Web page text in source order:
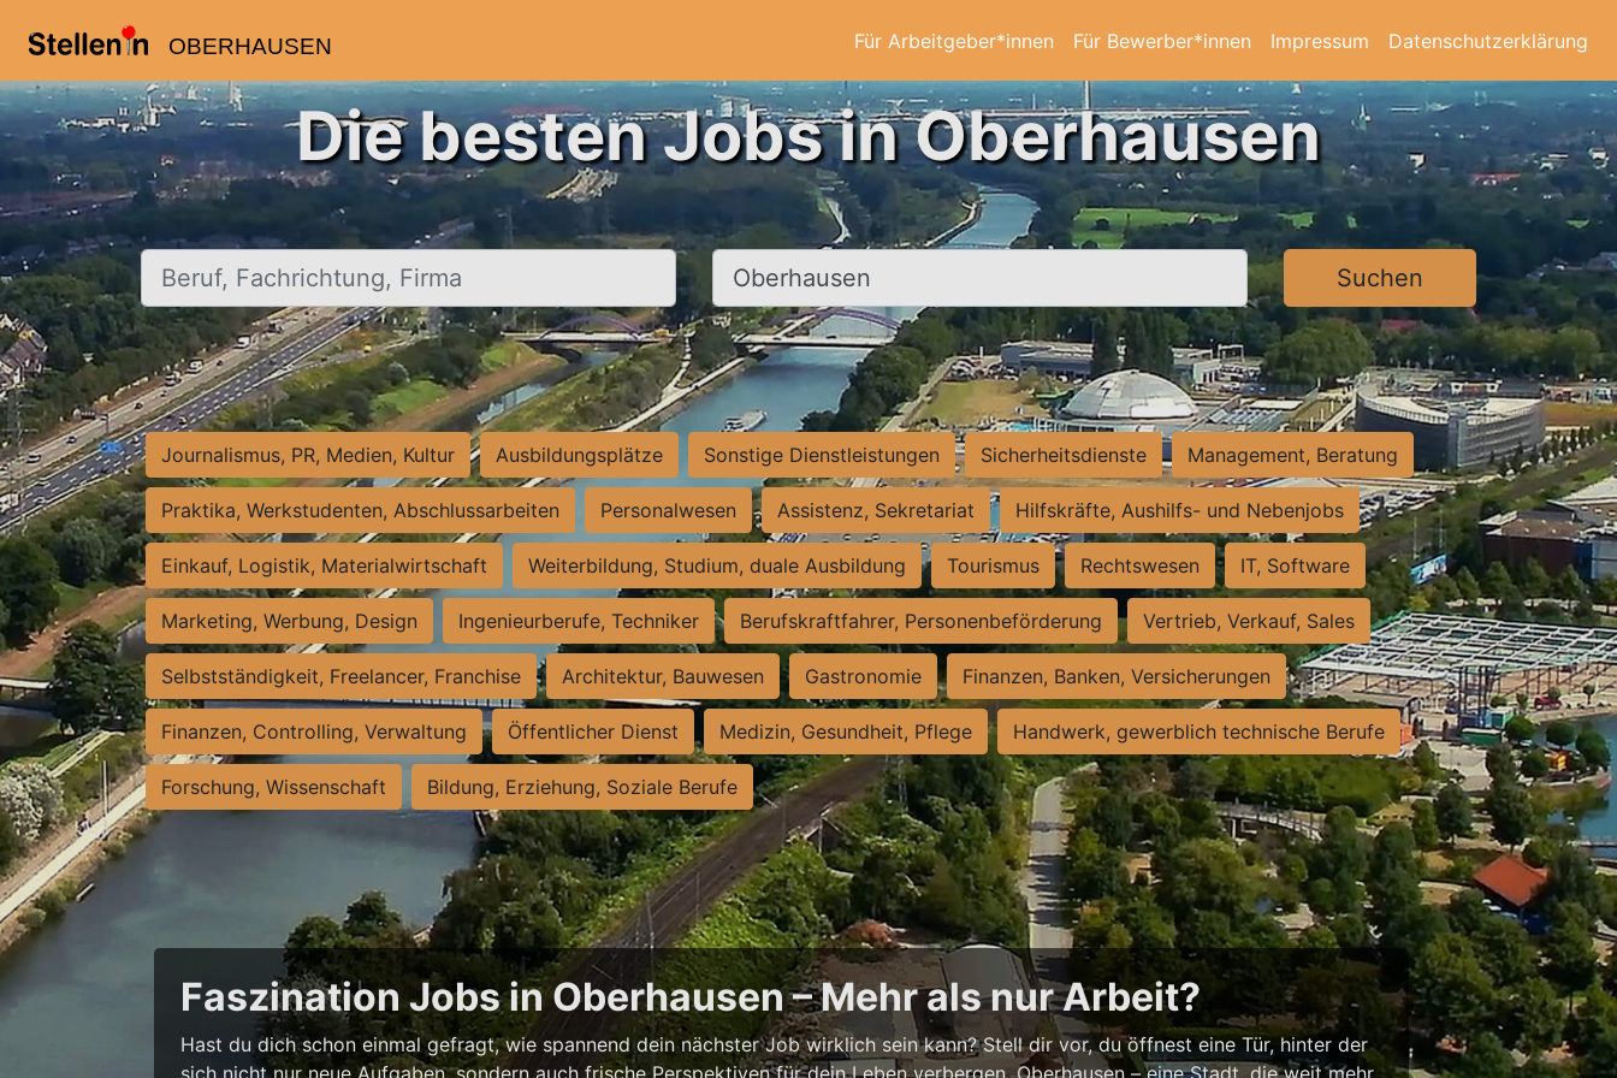
OBERHAUSEN Für Arbeitgeber*innen Für Bewerber*innen Impressum Datenschutzerklärung
Die besten Jobs in Oberhausen
Beruf, Fachrichtung, Firma Ort, Stadt Suchen
Journalismus, PR, Medien, Kultur Ausbildungsplätze Sonstige Dienstleistungen Sicherheitsdienste Management, Beratung
Praktika, Werkstudenten, Abschlussarbeiten Personalwesen Assistenz, Sekretariat Hilfskräfte, Aushilfs- und Nebenjobs
Einkauf, Logistik, Materialwirtschaft Weiterbildung, Studium, duale Ausbildung Tourismus Rechtswesen IT, Software
Marketing, Werbung, Design Ingenieurberufe, Techniker Berufskraftfahrer, Personenbeförderung Vertrieb, Verkauf, Sales
Selbstständigkeit, Freelancer, Franchise Architektur, Bauwesen Gastronomie Finanzen, Banken, Versicherungen
Finanzen, Controlling, Verwaltung Öffentlicher Dienst Medizin, Gesundheit, Pflege Handwerk, gewerblich technische Berufe
Forschung, Wissenschaft Bildung, Erziehung, Soziale Berufe
Faszination Jobs in Oberhausen – Mehr als nur Arbeit?
Hast du dich schon einmal gefragt, wie spannend dein nächster Job wirklich sein kann? Stell dir vor, du öffnest eine Tür, hinter der